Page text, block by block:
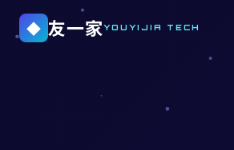
◆ 友一家YOUYIJIA TECH